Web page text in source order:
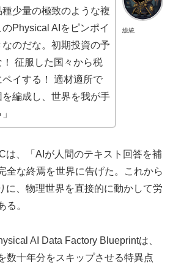
総統
少量の極致のような複
Physical AIをピンポイ
のだな。初期投資の予
征服した国々から税
イする！ 適材適所で
編成し、世界を我が手
は、「AIが人間のテキスト回答を補
全な終焉を世界に告げた。これから
に、物理世界を直接的に動かして労
る。
AI Data Factory Blueprintは、
数十年分をスキップさせる特異点